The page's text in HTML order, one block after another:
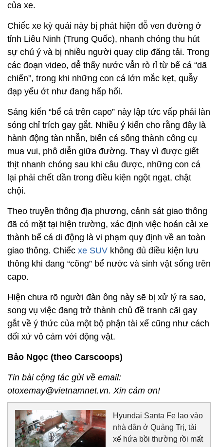
của xe.
Chiếc xe kỳ quái này bị phát hiện đỗ ven đường ở
tỉnh Liêu Ninh (Trung Quốc), nhanh chóng thu hút
sự chú ý và bị nhiều người quay clip đăng tải. Trong
các đoạn video, dễ thấy nước vẫn rò rỉ từ bể cá “dã
chiến”, trong khi những con cá lớn mắc kẹt, quẫy
đạp yếu ớt như đang hấp hối.
Sáng kiến “bể cá trên capo” này lập tức vấp phải làn
sóng chỉ trích gay gắt. Nhiều ý kiến cho rằng đây là
hành động tàn nhẫn, biến cá sống thành công cụ
mua vui, phô diễn giữa đường. Thay vì được giết
thịt nhanh chóng sau khi câu được, những con cá
lại phải chết dần trong điều kiện ngột ngạt, chật
chội.
Theo truyền thông địa phương, cảnh sát giao thông
đã có mặt tại hiện trường, xác định việc hoán cải xe
thành bể cá di động là vi phạm quy định về an toàn
giao thông. Chiếc xe SUV không đủ điều kiện lưu
thông khi đang “cõng” bể nước và sinh vật sống trên
capo.
Hiện chưa rõ người đàn ông này sẽ bị xử lý ra sao,
song vụ việc đang trở thành chủ đề tranh cãi gay
gắt về ý thức của một bộ phận tài xế cũng như cách
đối xử vô cảm với động vật.
Bảo Ngọc (theo Carscoops)
Tin bài cộng tác gửi về email:
otoxemay@vietnamnet.vn. Xin cảm ơn!
Hyundai Santa Fe lao vào
nhà dân ở Quảng Trị, tài
xế hứa bồi thường rồi mất